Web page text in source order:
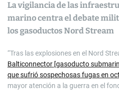
La vigilancia de las
marino centra el debate
los gasoductos Nord Stream
“Tras las explosiones en el Nord
Balticonnector [gasoducto
que sufrió sospechosas fugas en
mayor atención a la guerra en el